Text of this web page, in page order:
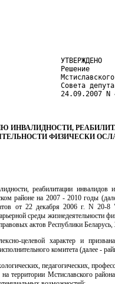
УТВЕРЖДЕНО
Решение
Совета
24.09.2007 N
ИНВАЛИДНОСТИ,
ФИЗИЧЕСКИ
реабилитации инвалидов
районе на 2007 - 2010 годы
от 22 декабря 2006 г. N 20-
среды жизнедеятельности
актов Республики Беларусь,
целевой характер и
комитета (далее -
педагогических,
Мстиславского